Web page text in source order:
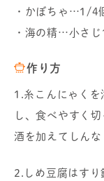
・かぼちゃ…1/4
・海の精…小さじ
作り方
1.糸こんにゃくを
し、食べやすく
酒を加えてしんな
2.しめ豆腐はすり